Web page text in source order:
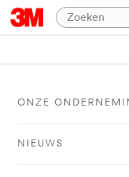
ONZE
NIEUWS